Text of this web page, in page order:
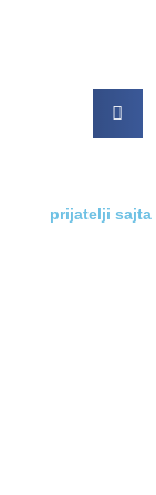
prijatelji sajta